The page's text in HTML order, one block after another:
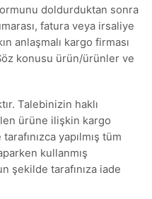
doldurduktan sonra
fatura veya irsaliye
anlaşmalı kargo firması
konusu ürün/ürünler ve
Talebinizin haklı
ürüne ilişkin kargo
yapılmış tüm
kullanmış
şekilde tarafınıza iade